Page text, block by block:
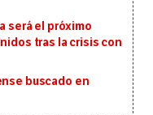
será el próximo
tras la crisis con
buscado en